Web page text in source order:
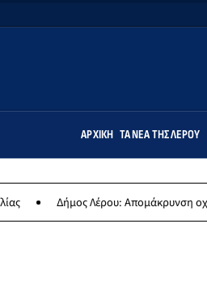
ΑΡΧΙΚΉ ΤΑ ΝΈΑ ΤΗΣ ΛΈΡΟΥ
Δήμος Λέρου: Απομάκρυνση